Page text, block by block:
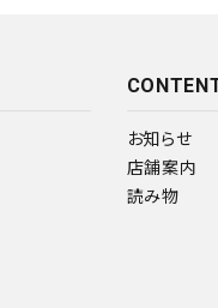
お知らせ
店舗案内
読み物